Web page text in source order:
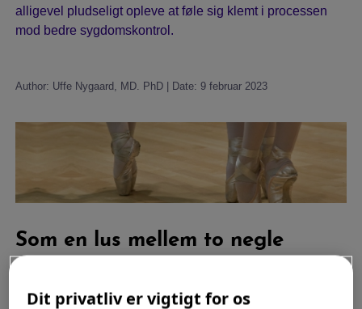
Blog
alligevel pludseligt opleve at føle sig klemt i processen
mod bedre sygdomskontrol.
Author: Uffe Nygaard, MD. PhD | Date: 9 februar 2023
Som en lus mellem to negle
sundhedsplejersken, den praktiserende læge og
Dit privatliv er vigtigt for os